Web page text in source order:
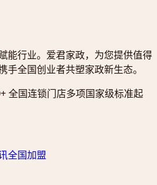
能行业。爱君家政，为您提供值得
手全国创业者共塑家政新生态。
全国连锁门店多项国家级标准起
全国加盟